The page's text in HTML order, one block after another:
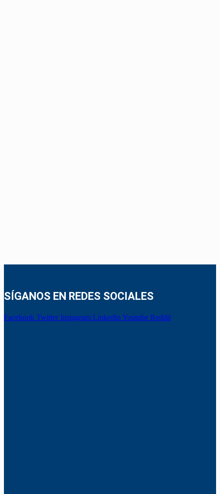
SÍGANOS EN REDES SOCIALES
Facebook Twitter Instagram Linkedin Youtube Reddit